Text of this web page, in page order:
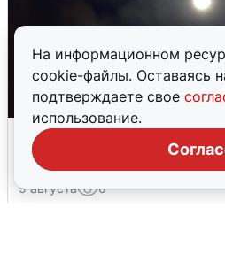
На информационном
cookie-файлы. Оставаясь
подтверждаете свое
использование.
Взрывы в Воронеже
тревоги
5 августа 0